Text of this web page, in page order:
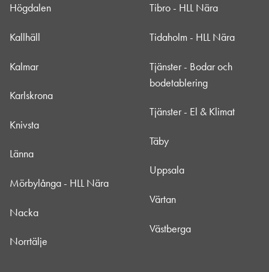
Högdalen
Kallhäll
Kalmar
Karlskrona
Knivsta
Länna
Mörbylånga - HLL Nära
Nacka
Norrtälje
Tibro - HLL Nära
Tidaholm - HLL Nära
Tjänster - Bodar och
bodetablering
Tjänster - El & Klimat
Täby
Uppsala
Värtan
Västberga